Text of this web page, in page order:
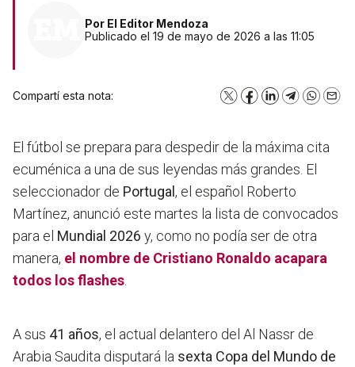
Por El Editor Mendoza
Publicado el 19 de mayo de 2026 a las 11:05
Compartí esta nota: X Facebook
LinkedInTelegram
El fútbol se prepara para despedir de la máxima cita
ecuménica a una de sus leyendas más grandes. El
seleccionador de Portugal , el español Roberto
Martínez, anunció este martes la lista de convocados
para el Mundial 2026 y, como no podía ser de otra
manera, el nombre de Cristiano Ronaldo acapara
todos los flashes
A sus 41 años, el actual delantero del Al Nassr de
Arabia Saudita disputará la sexta Copa del Mundo de